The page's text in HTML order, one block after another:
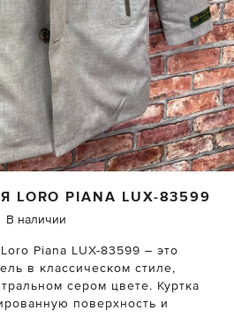
LORO PIANA LUX-83599
В наличии
Piana LUX-83599 – это
в классическом стиле,
сером цвете. Куртка
поверхность и